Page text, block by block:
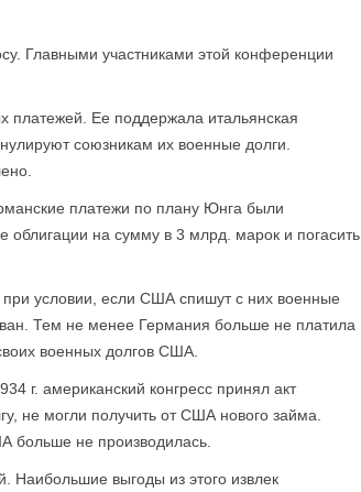
Главными участниками этой конференции
платежей. Ее поддержала итальянская
союзникам их военные долги.
платежи по плану Юнга были
на сумму в 3 млрд. марок и погасить
условии, если США спишут с них военные
Тем не менее Германия больше не платила
военных долгов США.
г. американский конгресс принял акт
не могли получить от США нового займа.
больше не производилась.
Наибольшие выгоды из этого извлек